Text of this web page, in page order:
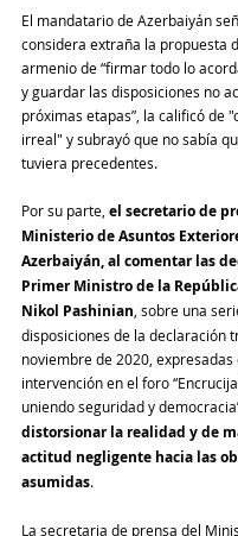
El mandatario de Azerbaiyán
considera extraña la propuesta
armenio de “firmar todo lo
y guardar las disposiciones no
próximas etapas”, la calificó de
irreal" y subrayó que no sabía
tuviera precedentes.
Por su parte, el secretario de
Ministerio de Asuntos
Azerbaiyán, al comentar las
Primer Ministro de la
Nikol Pashinian , sobre una
disposiciones de la declaración
noviembre de 2020,
intervención en el foro
uniendo seguridad y
distorsionar la realidad y de
actitud negligente hacia las
asumidas.
La secretaria de prensa del